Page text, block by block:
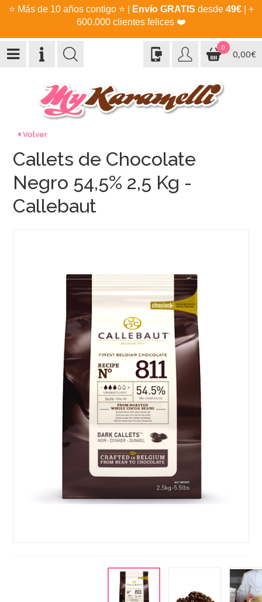
⭐ Más de 10 años contigo ⭐ Envío GRATIS desde 49€| +
600.000 clientes felices ❤️
0
0,00€
Volver
Callets de Chocolate
Negro 54,5% 2,5 Kg -
Callebaut